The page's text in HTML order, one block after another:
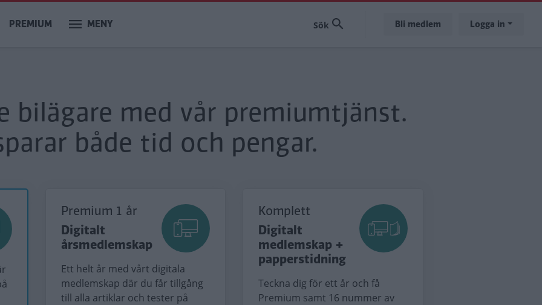
PREMIUM MENY Bli medlem Logga in
bilägare med vår premiumtjänst.
både tid och pengar.
Premium 1 år
Digitalt
årsmedlemskap
Ett helt år med vårt digitala
medlemskap där du får tillgång
till alla artiklar och tester på
Komplett
Digitalt
medlemskap +
papperstidning
Teckna dig för ett år och få
Premium samt 16 nummer av